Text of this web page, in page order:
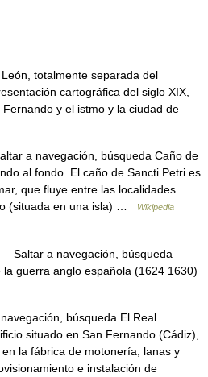
totalmente separada del
cartográfica del siglo XIX,
y el istmo y la ciudad de
a navegación, búsqueda Caño de
al fondo. El caño de Sancti Petri es
que fluye entre las localidades
(situada en una isla) …
Wikipedia
— Saltar a navegación, búsqueda
guerra anglo española (1624 1630)
búsqueda El Real
situado en San Fernando (Cádiz),
la fábrica de motonería, lanas y
e instalación de